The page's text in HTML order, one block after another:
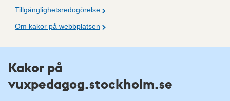
Tillgänglighetsredogörelse
Om kakor på webbplatsen
Fler resurser
Vuxenutbildning Stockholm
Kakor på
vuxpedagog.stockholm.se